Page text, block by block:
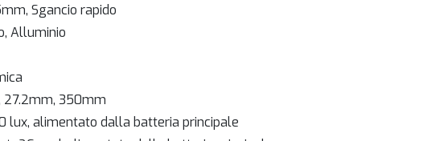
Sgancio rapido
Alluminio
27.2mm, 350mm
lux, alimentato dalla batteria principale